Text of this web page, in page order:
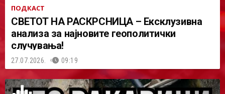
ПОДКАСТ
СВЕТОТ НА РАСКРСНИЦА – Ексклузивна
анализа за најновите геополитички
случувања!
27.07.2026. 09:19